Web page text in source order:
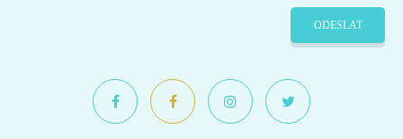
ODESLAT